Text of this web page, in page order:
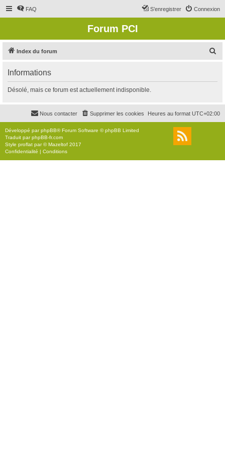
FAQ Connexion
S’enregistrer
Forum PCI
Index du forum
r
c
r
Informations
Désolé, mais ce forum est actuellement indisponible.
Heures au format UTC+02:00
Supprimer les cookies
Nous contacter
Développé parphpBB® Forum Software © phpBB Limited
Traduit parphpBB-fr.com
Style proflat par ©Mazeltof 2017
Confidentialité | Conditions